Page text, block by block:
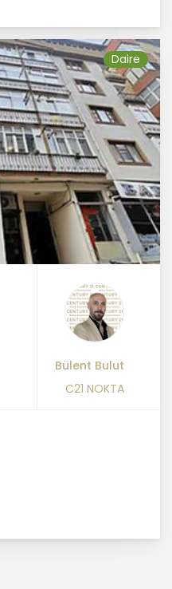
Daire
Bülent Bulut
C21 NOKTA